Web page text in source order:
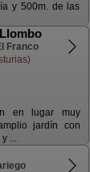
y 500m. de las
Franco
en lugar muy
jardín con
...